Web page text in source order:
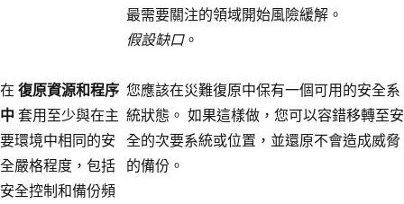
最需要關注的領域開始風險緩解。
在 復原資源和程序
中 套用至少與在主
要環境中相同的安
全嚴格程度，包括
安全控制和備份頻
假設缺口。
您應該在災難復原中保有一個可用的安全系
統狀態。 如果這樣做，您可以容錯移轉至安
全的次要系統或位置，並還原不會造成威脅
的備份。